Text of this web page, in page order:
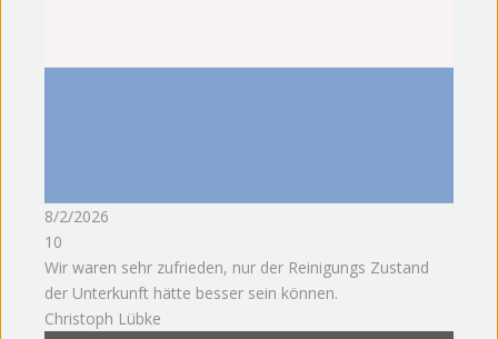
8/2/2026
10
Wir waren sehr zufrieden, nur der Reinigungs Zustand
der Unterkunft hätte besser sein können.
Christoph Lübke